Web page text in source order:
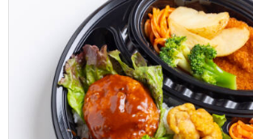
味付けで食べやすく、副菜とのバランスも
まで飽きずに美味しくいただけるお弁当で
ご利用シーン：ロケ・撮影›スタジオ撮影
東京都渋谷区恵比寿2026/07/28